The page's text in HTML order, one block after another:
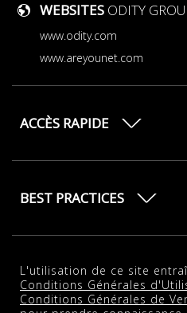
WEBSITES ODITY
www.odity.com
www.areyounet.com
ACCÈS RAPIDE
BEST PRACTICES
L'utilisation de ce site
Conditions Générales
Conditions Générales de